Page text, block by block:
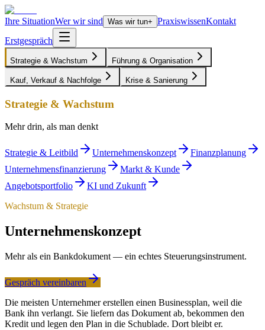
Ihre SituationWer wir sind Was wir tun+ PraxiswissenKontakt
Erstgespräch
Strategie & Wachstum Führung & Organisation
Kauf, Verkauf & Nachfolge Krise & Sanierung
Strategie & Wachstum
Mehr drin, als man denkt
Strategie & Leitbild Unternehmenskonzept
Finanzplanung
Unternehmensfinanzierung
Markt & Kunde
Angebotsportfolio
KI und Zukunft
Wachstum & Strategie
Unternehmenskonzept
Mehr als ein Bankdokument — ein echtes Steuerungsinstrument.
Gespräch vereinbaren
Die meisten Unternehmer erstellen einen Businessplan, weil die
Bank ihn verlangt. Sie liefern das Dokument ab, bekommen den
Kredit und legen den Plan in die Schublade. Dort bleibt er.